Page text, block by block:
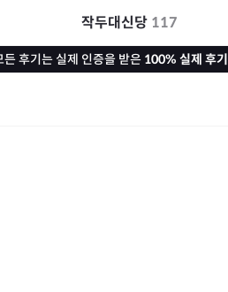
작두대신당 117
든 후기는 실제 인증을 받은 100% 실제 후기